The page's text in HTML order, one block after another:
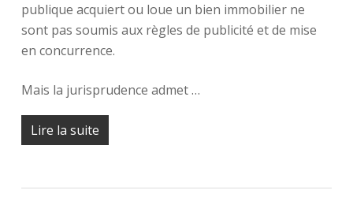
publique acquiert ou loue un bien immobilier ne
sont pas soumis aux règles de publicité et de mise
en concurrence.
Mais la jurisprudence admet …
Lire la suite